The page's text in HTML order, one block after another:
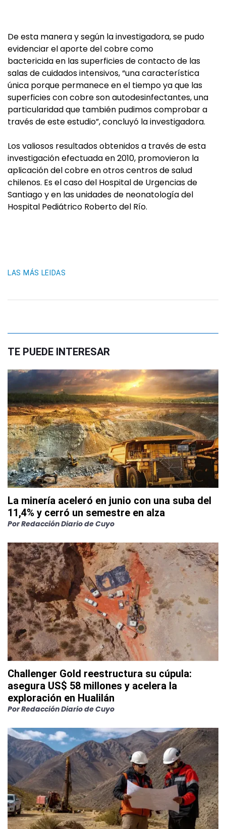
De esta manera y según la investigadora, se pudo
evidenciar el aporte del cobre como
bactericida en las superficies de contacto de las
salas de cuidados intensivos, “una característica
única porque permanece en el tiempo ya que las
superficies con cobre son autodesinfectantes, una
particularidad que también pudimos comprobar a
través de este estudio”, concluyó la investigadora.
Los valiosos resultados obtenidos a través de esta
investigación efectuada en 2010, promovieron la
aplicación del cobre en otros centros de salud
chilenos. Es el caso del Hospital de Urgencias de
Santiago y en las unidades de neonatología del
Hospital Pediátrico Roberto del Río.
LAS MÁS LEIDAS
TE PUEDE INTERESAR
La minería aceleró en junio con una suba del
11,4% y cerró un semestre en alza
PorRedacción Diario de Cuyo
Challenger Gold reestructura su cúpula:
asegura US$ 58 millones y acelera la
exploración en Hualilán
PorRedacción Diario de Cuyo